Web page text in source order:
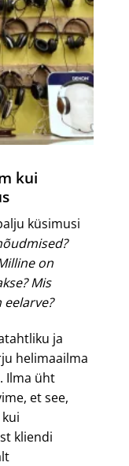
kui
küsimusi
on
Mis
ja
helimaailma
Ilma üht
et see,
kliendi